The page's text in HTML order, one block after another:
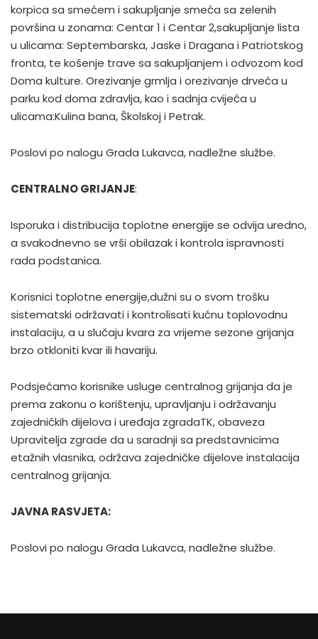
korpica sa smećem i sakupljanje smeća sa zelenih
površina u zonama: Centar 1 i Centar 2,sakupljanje lista
u ulicama: Septembarska, Jaske i Dragana i Patriotskog
fronta, te košenje trave sa sakupljanjem i odvozom kod
Doma kulture. Orezivanje grmlja i orezivanje drveća u
parku kod doma zdravlja, kao i sadnja cvijeća u
ulicama:Kulina bana, Školskoj i Petrak.
Poslovi po nalogu Grada Lukavca, nadležne službe.
CENTRALNO GRIJANJE:
Isporuka i distribucija toplotne energije se odvija uredno,
a svakodnevno se vrši obilazak i kontrola ispravnosti
rada podstanica.
Korisnici toplotne energije,dužni su o svom trošku
sistematski održavati i kontrolisati kućnu toplovodnu
instalaciju, a u slučaju kvara za vrijeme sezone grijanja
brzo otkloniti kvar ili havariju.
Podsjećamo korisnike usluge centralnog grijanja da je
prema zakonu o korištenju, upravljanju i održavanju
zajedničkih dijelova i uređaja zgradaTK, obaveza
Upravitelja zgrade da u saradnji sa predstavnicima
etažnih vlasnika, održava zajedničke dijelove instalacija
centralnog grijanja.
JAVNA RASVJETA:
Poslovi po nalogu Grada Lukavca, nadležne službe.